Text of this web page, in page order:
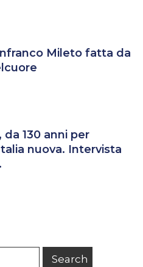
Mileto fatta da
130 anni per
nuova. Intervista